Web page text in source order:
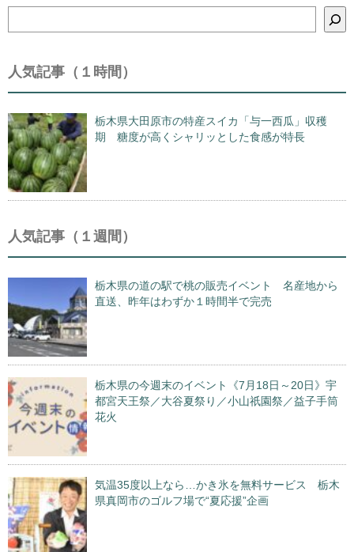
索
人気記事（１時間）
栃木県大田原市の特産スイカ「与一西瓜」収穫
期 糖度が高くシャリッとした食感が特長
人気記事（１週間）
栃木県の道の駅で桃の販売イベント 名産地から
直送、昨年はわずか１時間半で完売
栃木県の今週末のイベント《7月18日～20日》宇
都宮天王祭／大谷夏祭り／小山祇園祭／益子手筒
花火
気温35度以上なら…かき氷を無料サービス 栃木
県真岡市のゴルフ場で“夏応援”企画